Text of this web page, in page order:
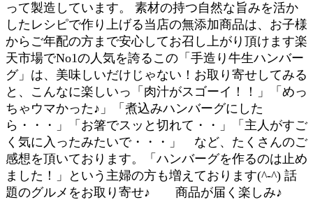
って製造しています。 素材の持つ自然な旨みを活か
したレシピで作り上げる当店の無添加商品は、お子様
からご年配の方まで安心してお召し上がり頂けます楽
天市場でNo1の人気を誇るこの「手造り牛生ハンバー
グ」は、美味しいだけじゃない！お取り寄せしてみる
と、こんなに楽しいっ「肉汁がスゴーイ！！」「めっ
ちゃウマかった♪」「煮込みハンバーグにした
ら・・・」「お箸でスッと切れて・・」「主人がすご
く気に入ったみたいで・・・」 など、たくさんのご
感想を頂いております。「ハンバーグを作るのは止め
ました！」という主婦の方も増えております(^-^) 話
題のグルメをお取り寄せ♪ 商品が届く楽しみ♪